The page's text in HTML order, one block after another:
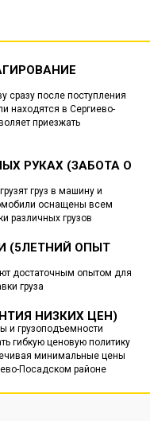
сразу после поступления
находятся в Сергиево-
приезжать
РУКАХ (ЗАБОТА О
груз в машину и
оснащены всем
различных грузов
(5ЛЕТНИЙ ОПЫТ
достаточным опытом для
груза
НИЗКИХ ЦЕН)
и грузоподъемности
гибкую ценовую политику
минимальные цены
Посадском районе